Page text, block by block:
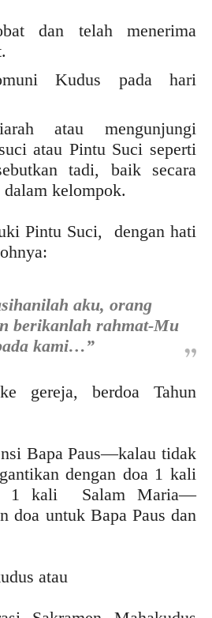
dan telah menerima
Kudus pada hari
atau mengunjungi
atau Pintu Suci seperti
tadi, baik secara
kelompok.
Pintu Suci, dengan hati
aku, orang
berikanlah rahmat-Mu
kami…”
gereja, berdoa Tahun
Bapa Paus—kalau tidak
dengan doa 1 kali
1 kali Salam Maria—
doa untuk Bapa Paus dan
atau